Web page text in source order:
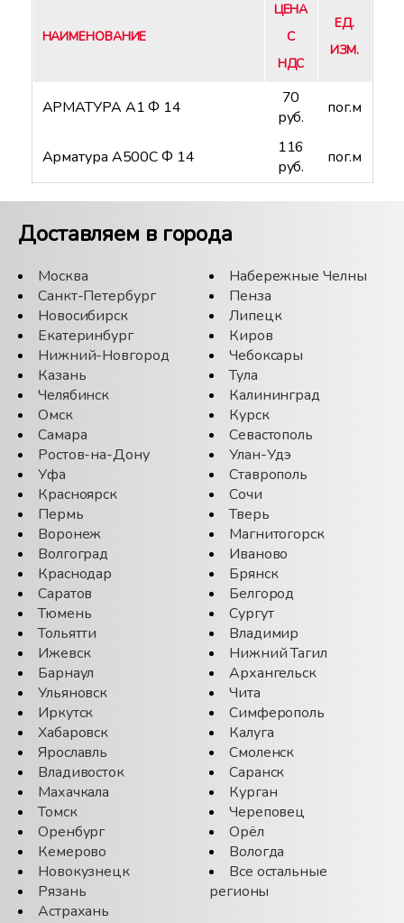
НАИМЕНОВАНИЕ
ЦЕНА
С
НДС
ЕД.
ИЗМ.
АРМАТУРА А1 Ф 14
70
руб.
пог.м
Арматура А500С Ф 14
116
руб.
пог.м
Доставляем в города
Москва
Санкт-Петербург
Новосибирск
Екатеринбург
Нижний-Новгород
Казань
Челябинск
Омск
Самара
Ростов-на-Дону
Уфа
Красноярск
Пермь
Воронеж
Волгоград
Краснодар
Саратов
Тюмень
Тольятти
Ижевск
Барнаул
Ульяновск
Иркутск
Хабаровск
Ярославль
Владивосток
Махачкала
Томск
Оренбург
Кемерово
Новокузнецк
Рязань
Астрахань
Набережные Челны
Пенза
Липецк
Киров
Чебоксары
Тула
Калининград
Курск
Севастополь
Улан-Удэ
Ставрополь
Сочи
Тверь
Магнитогорск
Иваново
Брянск
Белгород
Сургут
Владимир
Нижний Тагил
Архангельск
Чита
Симферополь
Калуга
Смоленск
Саранск
Курган
Череповец
Орёл
Вологда
Все остальные
регионы